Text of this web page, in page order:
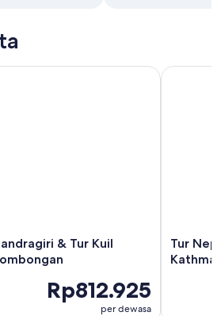
& Tur Kuil
Rp812.925
per dewasa
& Tur Kuil Monyet - Pribadi/
Tur
Tur